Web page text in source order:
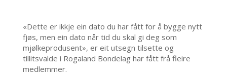
«Dette er ikkje ein dato du har fått for å bygge nytt
fjøs, men ein dato når tid du skal gi deg som
mjølkeprodusent», er eit utsegn tilsette og
tillitsvalde i Rogaland Bondelag har fått frå fleire
medlemmer.